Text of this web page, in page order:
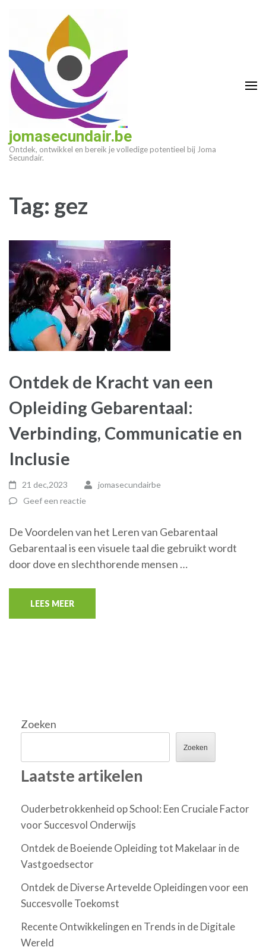
(druk
enter)
jomasecundair.be
Ontdek, ontwikkel en bereik je volledige potentieel bij Joma
Secundair.
Tag: gez
Ontdek de Kracht van een
Opleiding Gebarentaal:
Verbinding, Communicatie en
Inclusie
21 dec,2023
jomasecundairbe
Geef een reactie
De Voordelen van het Leren van Gebarentaal
Gebarentaal is een visuele taal die gebruikt wordt
door dove en slechthorende mensen …
LEES MEER
Zoeken
Zoeken
Laatste artikelen
Ouderbetrokkenheid op School: Een Cruciale Factor
voor Succesvol Onderwijs
Ontdek de Boeiende Opleiding tot Makelaar in de
Vastgoedsector
Ontdek de Diverse Artevelde Opleidingen voor een
Succesvolle Toekomst
Recente Ontwikkelingen en Trends in de Digitale
Wereld